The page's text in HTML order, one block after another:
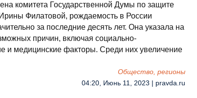
комитета Государственной Думы по защите
Филатовой, рождаемость в России
за последние десять лет. Она указала на
причин, включая социально-
и медицинские факторы. Среди них увеличение
Общество, регионы
04:20, Июнь 11, 2023 | pravda.ru